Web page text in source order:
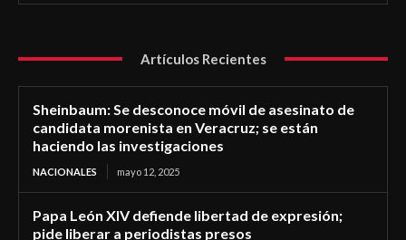
Artículos Recientes
Sheinbaum: Se desconoce móvil de asesinato de
candidata morenista en Veracruz; se están
haciendo las investigaciones
NACIONALES mayo 12, 2025
Papa León XIV defiende libertad de expresión;
pide liberar a periodistas presos